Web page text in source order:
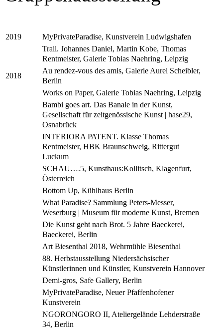
2019
MyPrivateParadise, Kunstverein Ludwigshafen
Trail. Johannes Daniel, Martin Kobe, Thomas
Rentmeister, Galerie Tobias Naehring, Leipzig
2018
Au rendez-vous des amis, Galerie Aurel Scheibler,
Berlin
Works on Paper, Galerie Tobias Naehring, Leipzig
Bambi goes art. Das Banale in der Kunst,
Gesellschaft für zeitgenössische Kunst | hase29,
Osnabrück
INTERIORA PATENT. Klasse Thomas
Rentmeister, HBK Braunschweig, Rittergut
Luckum
SCHAU….5, Kunsthaus:Kollitsch, Klagenfurt,
Österreich
Bottom Up, Kühlhaus Berlin
What Paradise? Sammlung Peters-Messer,
Weserburg | Museum für moderne Kunst, Bremen
Die Kunst geht nach Brot. 5 Jahre Baeckerei,
Baeckerei, Berlin
Art Biesenthal 2018, Wehrmühle Biesenthal
88. Herbstausstellung Niedersächsischer
Künstlerinnen und Künstler, Kunstverein Hannover
Demi-gros, Safe Gallery, Berlin
MyPrivateParadise, Neuer Pfaffenhofener
Kunstverein
NGORONGORO II, Ateliergelände Lehderstraße
34, Berlin